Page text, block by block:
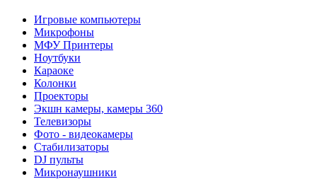
Игровые компьютеры
Микрофоны
МФУ Принтеры
Ноутбуки
Караоке
Колонки
Проекторы
Экшн камеры, камеры 360
Телевизоры
Фото - видеокамеры
Стабилизаторы
DJ пульты
Микронаушники